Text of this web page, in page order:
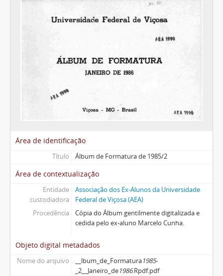
Área de identificação
Título Álbum de Formatura de 1985/2
Área de contextualização
Entidade
custodiadora
Associação dos Ex-Alunos da Universidade
Federal de Viçosa (AEA)
Procedência
Cópia do Álbum gentilmente digitalizada e
cedida pelo ex-aluno Marcelo Cunha.
Objeto digital metadados
Nome do arquivo __lbum_de_Formatura1985-
_2__Janeiro_de1986.Rpdf.pdf